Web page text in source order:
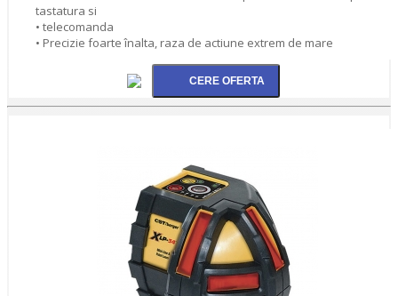
tastatura si
• telecomanda
• Precizie foarte înalta, raza de actiune extrem de mare